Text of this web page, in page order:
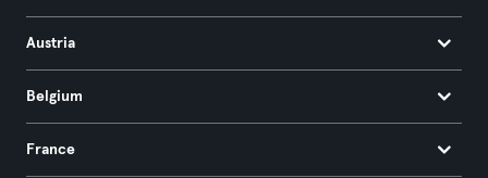
Austria
Belgium
France